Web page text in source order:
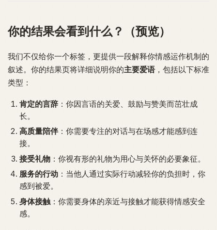
你的结果会看到什么？（预览）
我们不仅给你一个标签，更提供一段解释你情感运作机制的
叙述。你的结果页将详细说明你的主要爱语，包括以下标准
类型：
肯定的言辞 ：你因言语的关爱、鼓励与赞美而茁壮成
长。
高质量陪伴 ：你需要专注的对话与在场感才能感到连
接。
接受礼物 ：你视有形的礼物为用心与关怀的必要象征。
服务的行动 ：当他人通过实际行动减轻你的负担时，你
感到被爱。
身体接触 ：你需要身体的亲近与接触才能获得情感安全
感。